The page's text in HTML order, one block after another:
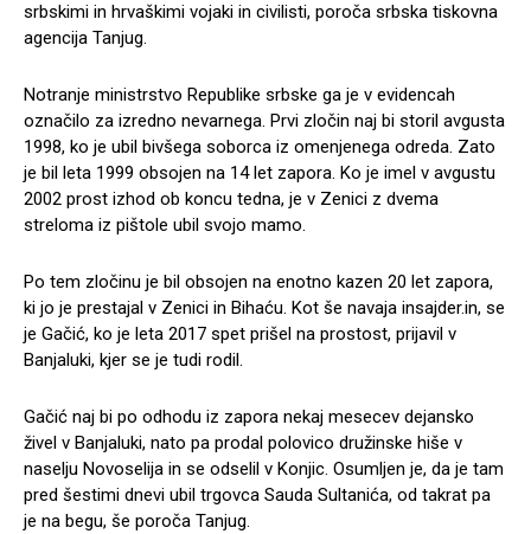
srbskimi in hrvaškimi vojaki in civilisti, poroča srbska tiskovna
agencija Tanjug.
Notranje ministrstvo Republike srbske ga je v evidencah
označilo za izredno nevarnega. Prvi zločin naj bi storil avgusta
1998, ko je ubil bivšega soborca iz omenjenega odreda. Zato
je bil leta 1999 obsojen na 14 let zapora. Ko je imel v avgustu
2002 prost izhod ob koncu tedna, je v Zenici z dvema
streloma iz pištole ubil svojo mamo.
Po tem zločinu je bil obsojen na enotno kazen 20 let zapora,
ki jo je prestajal v Zenici in Bihaću. Kot še navaja insajder.in, se
je Gačić, ko je leta 2017 spet prišel na prostost, prijavil v
Banjaluki, kjer se je tudi rodil.
Gačić naj bi po odhodu iz zapora nekaj mesecev dejansko
živel v Banjaluki, nato pa prodal polovico družinske hiše v
naselju Novoselija in se odselil v Konjic. Osumljen je, da je tam
pred šestimi dnevi ubil trgovca Sauda Sultanića, od takrat pa
je na begu, še poroča Tanjug.